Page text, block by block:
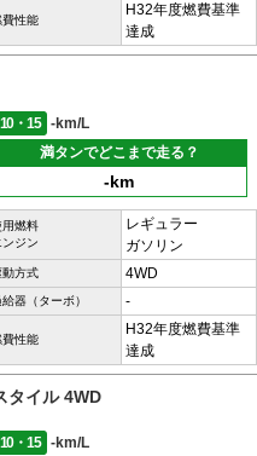
費性能
H32年度燃費基準
達成
10・15
-km/L
満タンでどこまで走る？
-km
用燃料
ンジン
レギュラー
ガソリン
動方式 4WD
器（ターボ） -
費性能
H32年度燃費基準
達成
タイル 4WD
10・15
-km/L